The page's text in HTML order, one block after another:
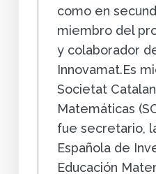
como en
miembro del
y colaborador
Innovamat.Es
Societat
Matemáticas
fue secretario,
Española de
Educación